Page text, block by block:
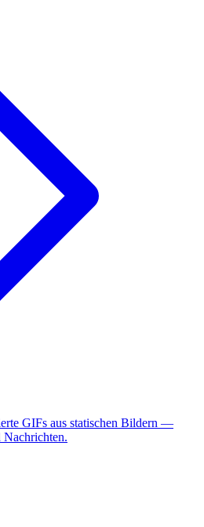
GIFs aus statischen Bildern —